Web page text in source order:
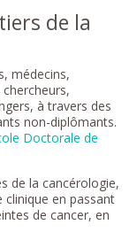
de la
médecins,
à travers des
non-diplômants.
Doctorale de
de la cancérologie,
en passant
de cancer, en